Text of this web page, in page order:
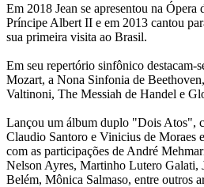
Em 2018 Jean se apresentou na
Príncipe Albert II e em 2013 cantou
sua primeira visita ao Brasil.
Em seu repertório sinfônico destacam-
Mozart, a Nona Sinfonia de
Valtinoni, The Messiah de Handel e
Lançou um álbum duplo "Dois Atos",
Claudio Santoro e Vinicius de Moraes
com as participações de André
Nelson Ayres, Martinho Lutero Galati,
Belém, Mônica Salmaso, entre outros